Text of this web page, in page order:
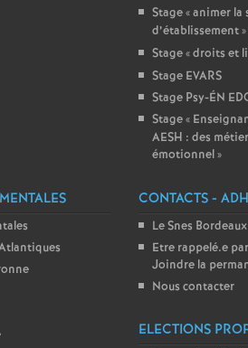
Stage «animer la
d’établissement»
Stage «droits et
Stage EVARS
Stage Psy-ÉN
Stage «
AESH : des
émotionnel»
CONTACTS -
Le Snes Bordeaux
Etre rappelé.e
Joindre la
Nous contacter
ELECTIONS